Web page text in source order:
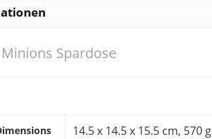
Minions Spardose
‎14.5 x 14.5 x 15.5 cm, 570 g